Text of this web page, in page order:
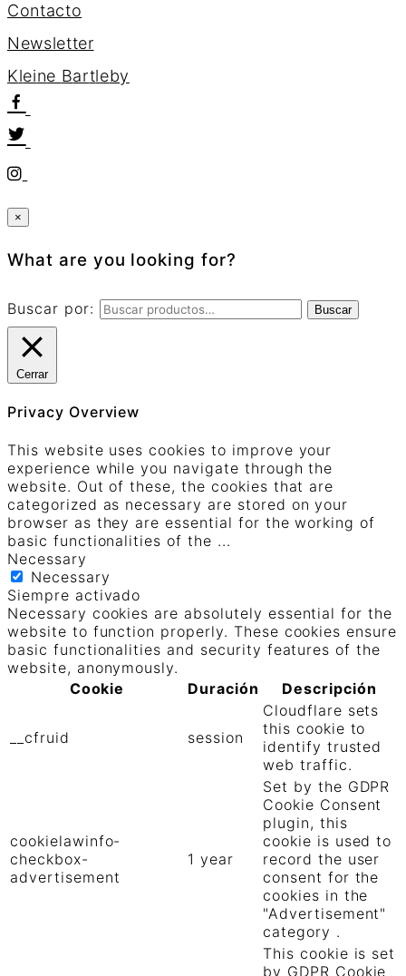
Contacto
Newsletter
Kleine Bartleby
×
What are you looking for?
Buscar por: Buscar
Cerrar
Privacy Overview
This website uses cookies to improve your
experience while you navigate through the
website. Out of these, the cookies that are
categorized as necessary are stored on your
browser as they are essential for the working of
basic functionalities of the ...
Necessary
Necessary
Siempre activado
Necessary cookies are absolutely essential for the
website to function properly. These cookies ensure
basic functionalities and security features of the
website, anonymously.
Cookie
Duración Descripción
__cfruid session
Cloudflare sets
this cookie to
identify trusted
web traffic.
cookielawinfo-
checkbox-
advertisement
1 year
Set by the GDPR
Cookie Consent
plugin, this
cookie is used to
record the user
consent for the
cookies in the
"Advertisement"
category .
This cookie is set
by GDPR Cookie